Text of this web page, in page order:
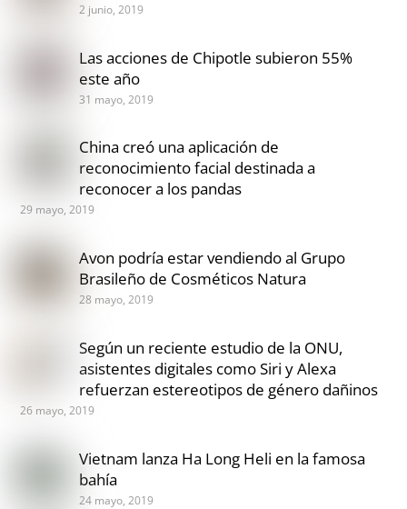
2 junio, 2019
Las acciones de Chipotle subieron 55%
este año
31 mayo, 2019
China creó una aplicación de
reconocimiento facial destinada a
reconocer a los pandas
29 mayo, 2019
Avon podría estar vendiendo al Grupo
Brasileño de Cosméticos Natura
28 mayo, 2019
Según un reciente estudio de la ONU,
asistentes digitales como Siri y Alexa
refuerzan estereotipos de género dañinos
26 mayo, 2019
Vietnam lanza Ha Long Heli en la famosa
bahía
24 mayo, 2019